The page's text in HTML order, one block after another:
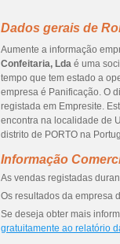
Dados gerais de
Aumente a informação
Confeitaria, Lda é uma
tempo que tem estado a
empresa é Panificação. O
registada em Empresite.
encontra na localidade de
distrito de PORTO na
Informação
As vendas registadas
Os resultados da empresa
Se deseja obter mais
gratuitamente ao relatório